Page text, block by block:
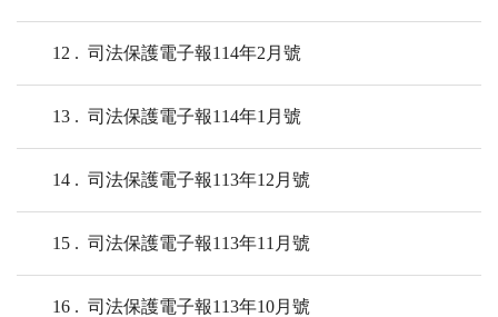
12 司法保護電子報114年2月號
13 司法保護電子報114年1月號
14 司法保護電子報113年12月號
15 司法保護電子報113年11月號
16 司法保護電子報113年10月號